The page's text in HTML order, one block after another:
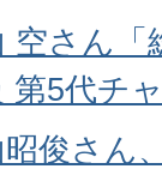
さん「
第5代チ
俊さん